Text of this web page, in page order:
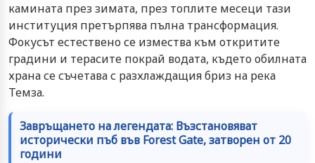
камината през зимата, през топлите месеци тази
институция претърпява пълна трансформация.
Фокусът естествено се измества към откритите
градини и терасите покрай водата, където обилната
храна се съчетава с разхлаждащия бриз на река
Темза.
Завръщането на легендата: Възстановяват
исторически пъб във Forest Gate, затворен от 20
години